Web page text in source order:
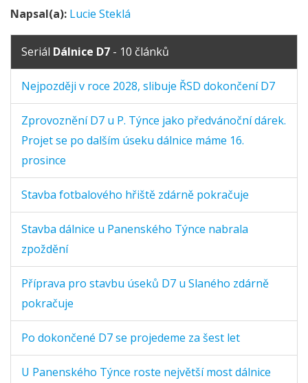
Napsal(a): Lucie Steklá
Seriál Dálnice D7 - 10 článků
Nejpozději v roce 2028, slibuje ŘSD dokončení D7
Zprovoznění D7 u P. Týnce jako předvánoční dárek.
Projet se po dalším úseku dálnice máme 16.
prosince
Stavba fotbalového hřiště zdárně pokračuje
Stavba dálnice u Panenského Týnce nabrala
zpoždění
Příprava pro stavbu úseků D7 u Slaného zdárně
pokračuje
Po dokončené D7 se projedeme za šest let
U Panenského Týnce roste největší most dálnice